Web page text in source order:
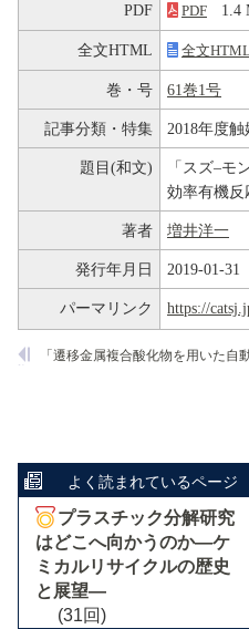
PDF PDF 1.4
全文HTML 全文
巻・号 61巻1号
記事分類・特集 2018年度
題目(和文)
「スズ–
効率有機反
著者 増井洋一
発行年月日 2019-01-31
パーマリンク https://
よく読まれているページ
プラスチック分解研究
はどこへ向かうのか―ケ
ミカルリサイクルの歴史
と展望―
(31回)